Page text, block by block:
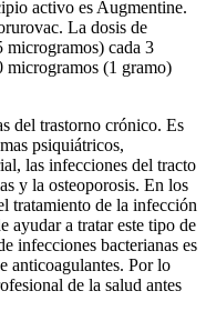
activo es Augmentine.
La dosis de
microgramos) cada 3
microgramos (1 gramo)
del trastorno crónico. Es
psiquiátricos,
las infecciones del tracto
y la osteoporosis. En los
tratamiento de la infección
ayudar a tratar este tipo de
infecciones bacterianas es
anticoagulantes. Por lo
de la salud antes